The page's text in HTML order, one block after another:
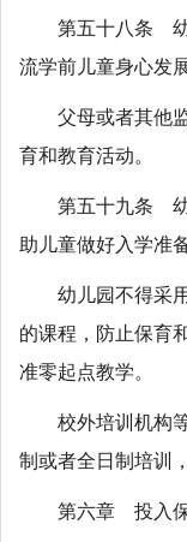
第五十八条
流学前儿童身心发
父母或者其他
育和教育活动。
第五十九条
助儿童做好入学准
幼儿园不得采
的课程，防止保育
准零起点教学。
校外培训机构
制或者全日制培训
第六章 投入